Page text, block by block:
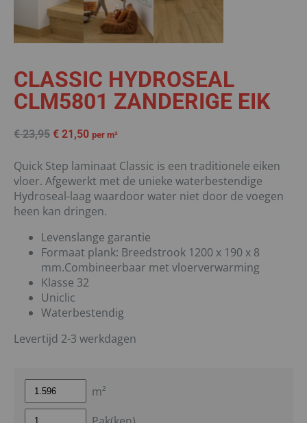
CLASSIC HYDROSEAL
CLM5801 ZANDERIGE EIK
€23,95 € 21,50 per m²
Quick Step laminaat Classic is een traditionele eiken
vloer. Afgewerkt met de unieke waterbestendige
Hydroseal-laag waardoor water niet door de voegen
heen kan dringen.
Levenslange garantie
Formaat plank: Breedstrook 1200 x 190 x 8
mm.Combineerbaar met vloerverwarming
Klasse 32
Uniclic
Waterbestendig
Levertijd 2-3 werkdagen
m²